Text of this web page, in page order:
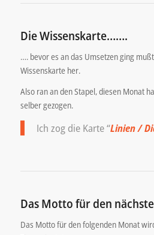
Die Wissenskarte…….
…. bevor es an das Umsetzen ging
Wissenskarte her.
Also ran an den Stapel, diesen Monat
selber gezogen.
Ich zog die Karte “Linien /
Das Motto für den
Das Motto für den folgenden Monat